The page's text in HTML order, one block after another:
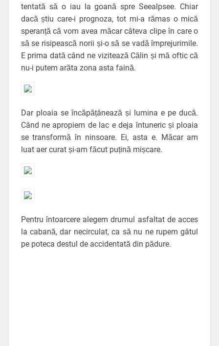
tentată să o iau la goană spre Seealpsee. Chiar
dacă știu care-i prognoza, tot mi-a rămas o mică
speranță că vom avea măcar câteva clipe în care o
să se risipească norii și-o să se vadă împrejurimile.
E prima dată când ne vizitează Călin și mă oftic că
nu-i putem arăta zona asta faină.
Dar ploaia se încăpățânează și lumina e pe ducă.
Când ne apropiem de lac e deja întuneric și ploaia
se transformă în ninsoare. Ei, asta e. Măcar am
luat aer curat și-am făcut puțină mișcare.
Pentru întoarcere alegem drumul asfaltat de acces
la cabană, dar necirculat, ca să nu ne rupem gâtul
pe poteca destul de accidentată din pădure.